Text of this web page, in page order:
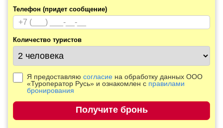
Телефон (придет сообщение)
Количество туристов
Я предоставляю согласие на обработку данных ООО
«Туроператор Русь» и ознакомлен с правилами
бронирования